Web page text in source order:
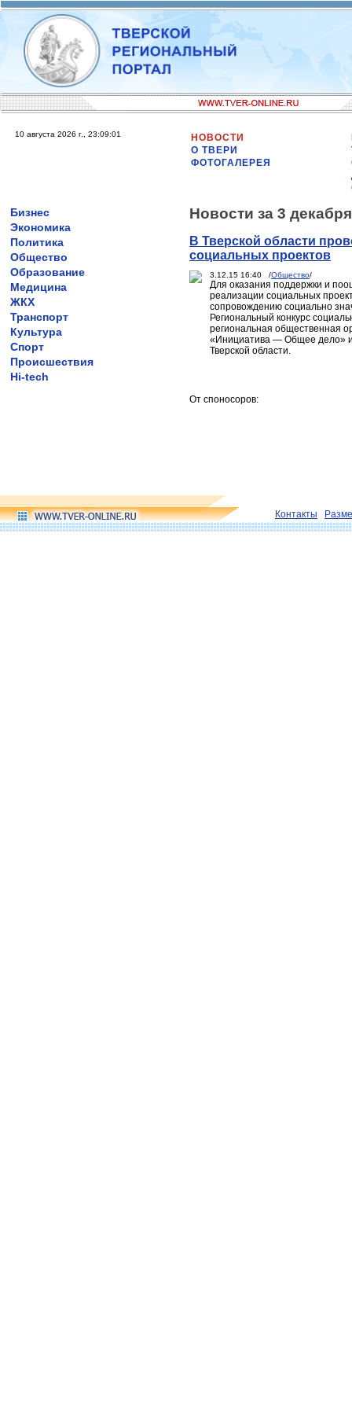
10 августа 2026 г., 23:09:01
НОВОСТИ
О ТВЕРИ
ФОТОГАЛЕРЕЯ
Бизнес
Экономика
Политика
Общество
Образование
Медицина
ЖКХ
Транспорт
Культура
Спорт
Происшествия
Hi-tech
Новости за 3
В Тверской области
социальных проектов
3.12.15 16:40 /Общество/
Для оказания поддержки и
реализации социальных
сопровождению социально
Региональный конкурс
региональная общественная
«Инициатива — Общее дело» и
Тверской области.
От споносоров:
Контакты